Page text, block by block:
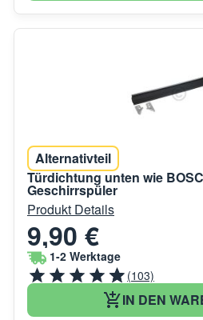
Alternativteil
Türdichtung unten wie
Geschirrspüler
Produkt Details
9,90 €
1-2 Werktage
(103)
IN DEN